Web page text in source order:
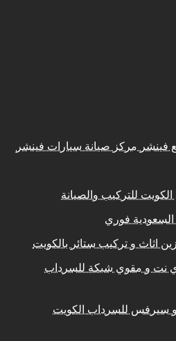
فينشر مركز صيانة سيارات فينشر
للتركيب والصيانة
فوري
اثاث و تركيب ستائر بالكويت
نت و مقوي شبكة للسرداب
سيرفس للسرداب الكويت